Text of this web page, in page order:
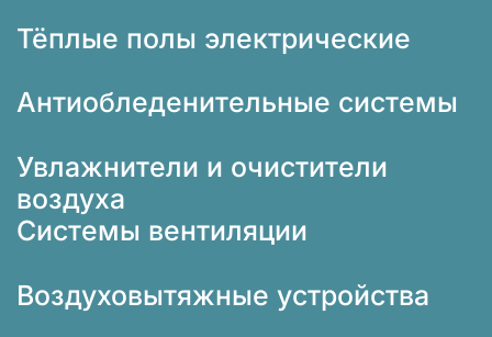
Тёплые полы электрические
Антиобледенительные системы
Увлажнители и очистители
воздуха
Системы вентиляции
Воздуховытяжные устройства